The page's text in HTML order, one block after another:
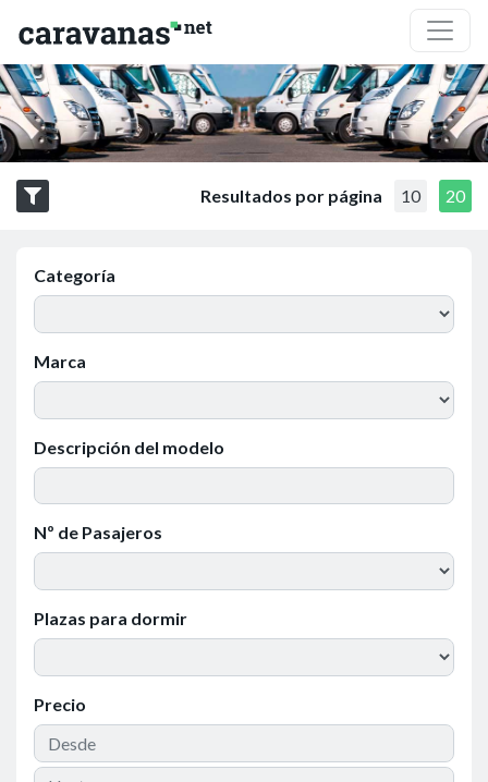
Resultados por página 10 20
Categoría
Marca
Descripción del modelo
Nº de Pasajeros
Plazas para dormir
Precio